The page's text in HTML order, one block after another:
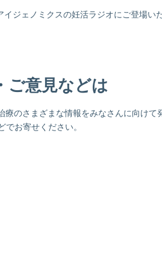
ジェノミクスの妊活ラジオにご登場い
ご意見などは
のさまざまな情報をみなさんに向けて
お寄せください。